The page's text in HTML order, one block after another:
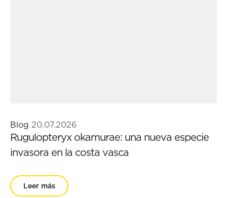
Blog 20.07.2026
Rugulopteryx okamurae: una nueva especie
invasora en la costa vasca
Leer más